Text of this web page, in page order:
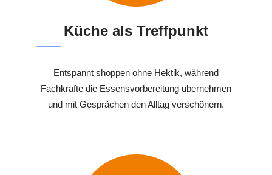
Küche als Treffpunkt
Entspannt shoppen ohne Hektik, während
Fachkräfte die Essensvorbereitung übernehmen
und mit Gesprächen den Alltag verschönern.